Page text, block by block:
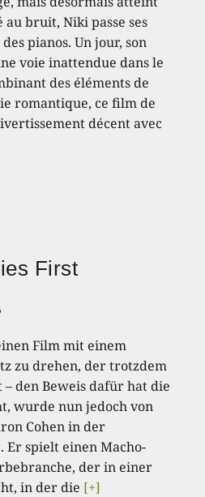
bruit, Niki passe ses
pianos. Un jour, son
voie inattendue dans le
des éléments de
romantique, ce film de
décent avec
First
Film mit einem
zu drehen, der trotzdem
den Beweis dafür hat die
wurde nun jedoch von
Cohen in der
spielt einen Macho-
der in einer
in der die [+]